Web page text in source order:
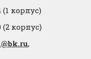
(1 корпус)
(2 корпус)
,